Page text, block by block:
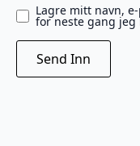
Lagre mitt navn,
for neste gang jeg